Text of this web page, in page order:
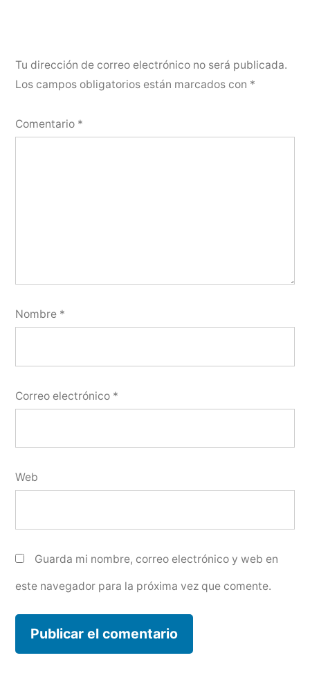
Tu dirección de correo electrónico no será publicada.
Los campos obligatorios están marcados con *
Comentario *
Nombre *
Correo electrónico *
Web
Guarda mi nombre, correo electrónico y web en
este navegador para la próxima vez que comente.